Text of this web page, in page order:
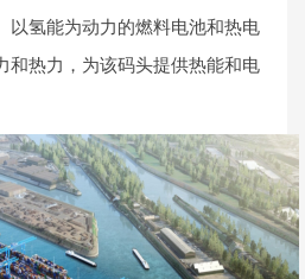
以氢能为动力的燃料电池和热电
和热力，为该码头提供热能和电